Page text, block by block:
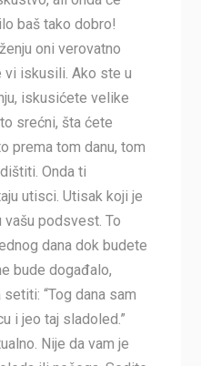
baš tako dobro!
oni verovatno
iskusili. Ako ste u
iskusićete velike
srećni, šta ćete
prema tom danu, tom
Onda ti
utisci. Utisak koji je
vašu podsvest. To
dana dok budete
bude događalo,
“Tog dana sam
i jeo taj sladoled.”
Nije da vam je